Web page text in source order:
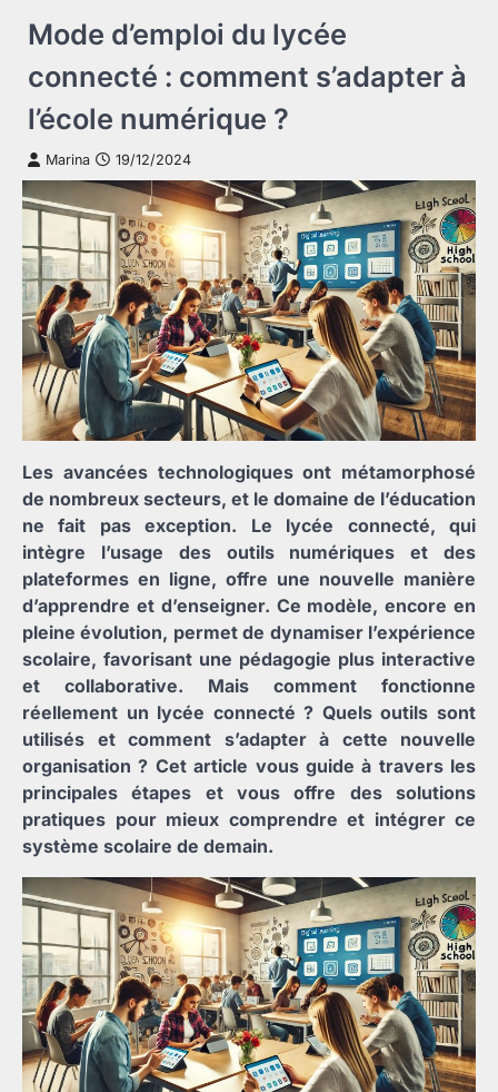
Mode d’emploi du lycée
connecté : comment s’adapter à
l’école numérique ?
Marina 19/12/2024
Les avancées technologiques ont métamorphosé
de nombreux secteurs, et le domaine de l’éducation
ne fait pas exception. Le lycée connecté, qui
intègre l’usage des outils numériques et des
plateformes en ligne, offre une nouvelle manière
d’apprendre et d’enseigner. Ce modèle, encore en
pleine évolution, permet de dynamiser l’expérience
scolaire, favorisant une pédagogie plus interactive
et collaborative. Mais comment fonctionne
réellement un lycée connecté ? Quels outils sont
utilisés et comment s’adapter à cette nouvelle
organisation ? Cet article vous guide à travers les
principales étapes et vous offre des solutions
pratiques pour mieux comprendre et intégrer ce
système scolaire de demain.